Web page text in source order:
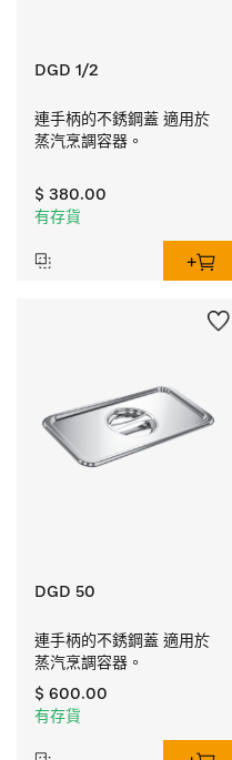
DGD 1/2
連手柄的不銹鋼蓋 適用於
蒸汽烹調容器。
$ 380.00
有存貨
DGD 50
連手柄的不銹鋼蓋 適用於
蒸汽烹調容器。
$ 600.00
有存貨